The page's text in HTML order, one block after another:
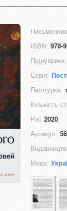
ISBN: 978-
Підрубрика:
Серія:
Палітурка:
Кількість
Рік: 2020
Артикул:
Мова: